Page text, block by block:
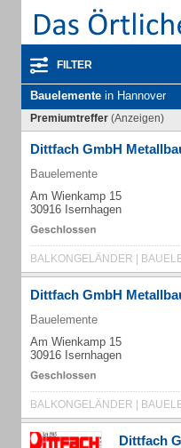
FILTER
Bauelemente in Hannover
Premiumtreffer (Anzeigen)
Dittfach GmbH
Bauelemente
Am Wienkamp 15
30916 Isernhagen
Dittfach GmbH
Bauelemente
Am Wienkamp 15
30916 Isernhagen
Dittfach